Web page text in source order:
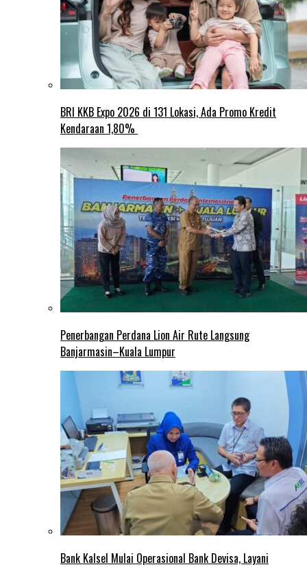
BRI KKB Expo 2026 di 131 Lokasi, Ada Promo Kredit
Kendaraan 1,80%
Penerbangan Perdana Lion Air Rute Langsung
Banjarmasin–Kuala Lumpur
Bank Kalsel Mulai Operasional Bank Devisa, Layani